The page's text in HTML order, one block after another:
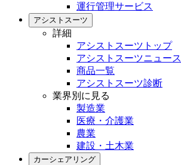
運行管理サービス
アシストスーツ
詳細
アシストスーツトップ
アシストスーツニュース
商品一覧
アシストスーツ診断
業界別に見る
製造業
医療・介護業
農業
建設・土木業
カーシェアリング